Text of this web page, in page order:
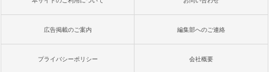
広告掲載のご案内 編集部へのご連絡
プライバシーポリシー 会社概要